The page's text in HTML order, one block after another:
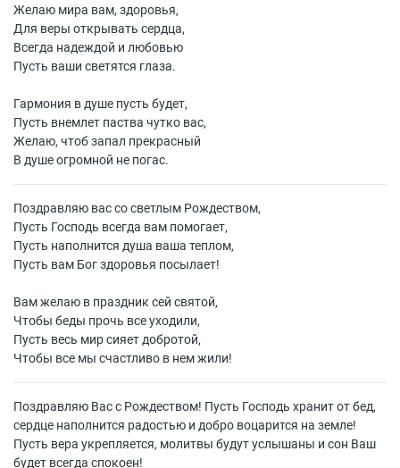
Желаю мира вам, здоровья,
Для веры открывать сердца,
Всегда надеждой и любовью
Пусть ваши светятся глаза.
Гармония в душе пусть будет,
Пусть внемлет паства чутко вас,
Желаю, чтоб запал прекрасный
В душе огромной не погас.
Поздравляю вас со светлым Рождеством,
Пусть Господь всегда вам помогает,
Пусть наполнится душа ваша теплом,
Пусть вам Бог здоровья посылает!
Вам желаю в праздник сей святой,
Чтобы беды прочь все уходили,
Пусть весь мир сияет добротой,
Чтобы все мы счастливо в нем жили!
Поздравляю Вас с Рождеством! Пусть Господь хранит от бед,
сердце наполнится радостью и добро воцарится на земле!
Пусть вера укрепляется, молитвы будут услышаны и сон Ваш
будет всегда спокоен!